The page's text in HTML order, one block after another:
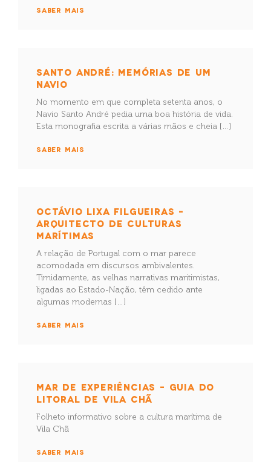
SABER MAIS
SANTO ANDRÉ: MEMÓRIAS DE UM
NAVIO
No momento em que completa setenta anos, o
Navio Santo André pedia uma boa história de vida.
Esta monografia escrita a várias mãos e cheia […]
SABER MAIS
OCTÁVIO LIXA FILGUEIRAS –
ARQUITECTO DE CULTURAS
MARÍTIMAS
A relação de Portugal com o mar parece
acomodada em discursos ambivalentes.
Timidamente, as velhas narrativas maritimistas,
ligadas ao Estado-Nação, têm cedido ante
algumas modernas […]
SABER MAIS
MAR DE EXPERIÊNCIAS – GUIA DO
LITORAL DE VILA CHÃ
Folheto informativo sobre a cultura marítima de
Vila Chã
SABER MAIS